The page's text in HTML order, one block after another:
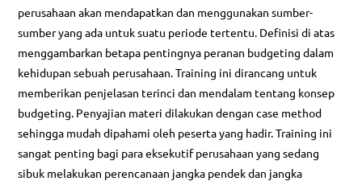
perusahaan akan mendapatkan dan menggunakan sumber-
sumber yang ada untuk suatu periode tertentu. Definisi di atas
menggambarkan betapa pentingnya peranan budgeting dalam
kehidupan sebuah perusahaan. Training ini dirancang untuk
memberikan penjelasan terinci dan mendalam tentang konsep
budgeting. Penyajian materi dilakukan dengan case method
sehingga mudah dipahami oleh peserta yang hadir. Training ini
sangat penting bagi para eksekutif perusahaan yang sedang
sibuk melakukan perencanaan jangka pendek dan jangka